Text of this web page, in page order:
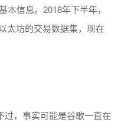
信息。2018年下半年，
太坊的交易数据集，现在
过，事实可能是谷歌一直在